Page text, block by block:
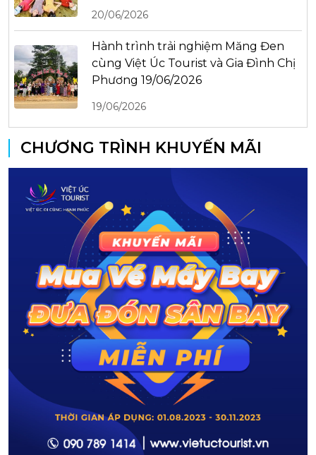
20/06/2026
Hành trình trải nghiệm Măng Đen
cùng Việt Úc Tourist và Gia Đình Chị
Phương 19/06/2026
19/06/2026
CHƯƠNG TRÌNH KHUYẾN MÃI